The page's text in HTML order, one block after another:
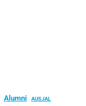
Alumni
AUSJAL